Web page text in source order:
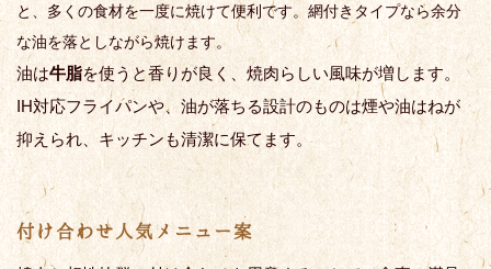
と、多くの食材を一度に焼けて便利です。網付きタイプなら余分
な油を落としながら焼けます。
油は牛脂を使うと香りが良く、焼肉らしい風味が増します。
IH対応フライパンや、油が落ちる設計のものは煙や油はねが
抑えられ、キッチンも清潔に保てます。
付け合わせ人気メニュー案